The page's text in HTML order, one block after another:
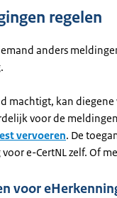
regelen
anders
machtigt, kan
voor de
vervoeren. De
e-CertNL zelf. Of
voor